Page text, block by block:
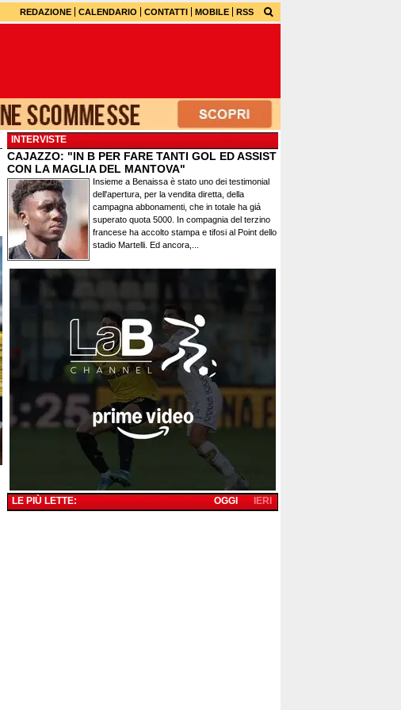
REDAZIONE CALENDARIO CONTATTI MOBILE RSS
INTERVISTE
CAJAZZO: "IN B PER FARE TANTI GOL ED ASSIST
CON LA MAGLIA DEL MANTOVA"
Insieme a Benaissa è stato uno dei testimonial
dell'apertura, per la vendita diretta, della
campagna abbonamenti, che in totale ha giá
superato quota 5000. In compagnia del terzino
francese ha accolto stampa e tifosi al Point dello
stadio Martelli. Ed ancora,...
LE PIÙ LETTE: IERI
OGGI